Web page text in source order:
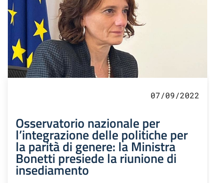
07/09/2022
Osservatorio nazionale per
l’integrazione delle politiche per
la parità di genere: la Ministra
Bonetti presiede la riunione di
insediamento